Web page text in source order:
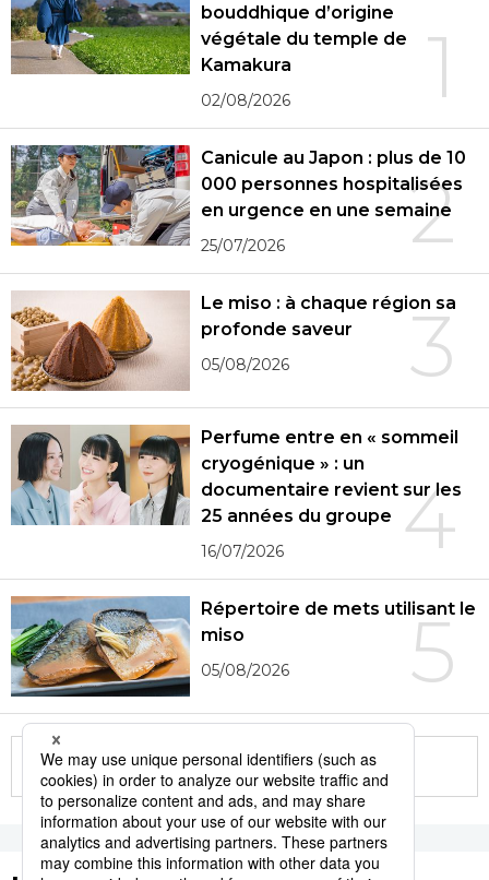
1
bouddhique d’origine
végétale du temple de
Kamakura
02/08/2026
2
Canicule au Japon : plus de 10
000 personnes hospitalisées
en urgence en une semaine
25/07/2026
3
Le miso : à chaque région sa
profonde saveur
05/08/2026
4
Perfume entre en « sommeil
cryogénique » : un
documentaire revient sur les
25 années du groupe
16/07/2026
5
Répertoire de mets utilisant le
miso
05/08/2026
More in this series